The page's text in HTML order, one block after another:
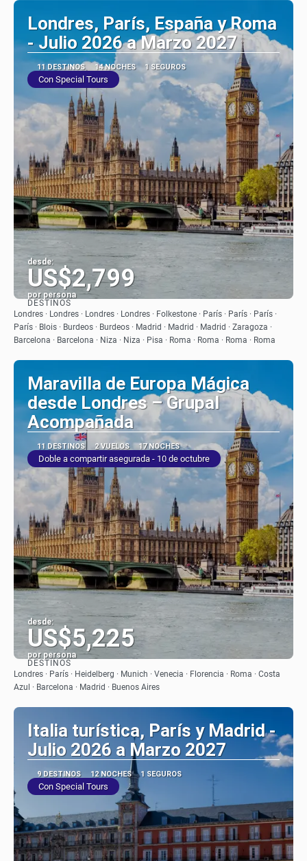
Londres, París, España y Roma
- Julio 2026 a Marzo 2027
11 DESTINOS 14 NOCHES 1 SEGUROS
Con Special Tours
desde:
US$2,799
por persona
Ver
DESTINOS
Londres · Londres · Londres · Londres · Folkestone · París · París · París ·
París · Blois · Burdeos · Burdeos · Madrid · Madrid · Madrid · Zaragoza ·
Barcelona · Barcelona · Niza · Niza · Pisa · Roma · Roma · Roma · Roma
Maravilla de Europa Mágica
desde Londres – Grupal
Acompañada
11 DESTINOS 2 VUELOS 17 NOCHES
Doble a compartir asegurada - 10 de octubre
desde:
US$5,225
por persona
Ver
DESTINOS
Londres · París · Heidelberg · Munich · Venecia · Florencia · Roma · Costa
Azul · Barcelona · Madrid · Buenos Aires
Italia turística, París y Madrid -
Julio 2026 a Marzo 2027
9 DESTINOS 12 NOCHES 1 SEGUROS
Con Special Tours